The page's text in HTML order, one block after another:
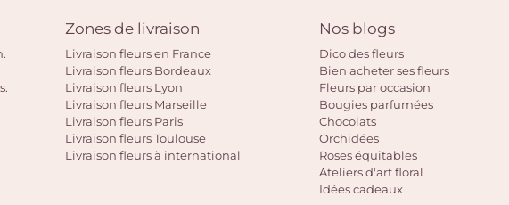
Zones de livraison
Livraison fleurs en France
Livraison fleurs Bordeaux
Livraison fleurs Lyon
Livraison fleurs Marseille
Livraison fleurs Paris
Livraison fleurs Toulouse
Livraison fleurs à international
Nos blogs
Dico des fleurs
Bien acheter ses fleurs
Fleurs par occasion
Bougies parfumées
Chocolats
Orchidées
Roses équitables
Ateliers d'art floral
Idées cadeaux